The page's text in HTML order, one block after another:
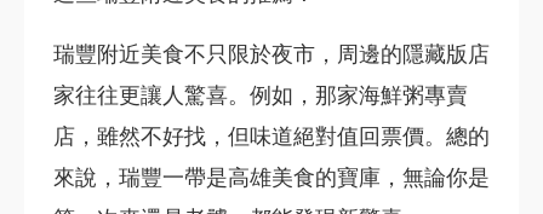
瑞豐附近美食不只限於夜市，周邊的隱藏版店
家往往更讓人驚喜。例如，那家海鮮粥專賣
店，雖然不好找，但味道絕對值回票價。總的
來說，瑞豐一帶是高雄美食的寶庫，無論你是